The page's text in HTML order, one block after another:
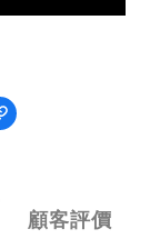
顧客評價